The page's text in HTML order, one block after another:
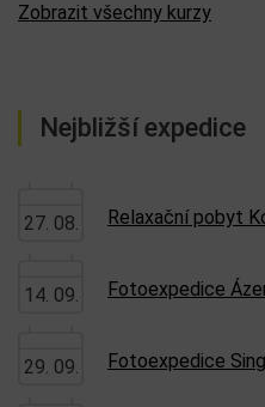
Zobrazit všechny kurzy
Nejbližší expedice
27. 08. Relaxační pobyt
14. 09. Fotoexpedice
29. 09. Fotoexpedice